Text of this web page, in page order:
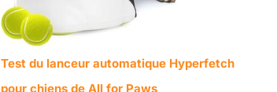
Test du lanceur automatique Hyperfetch
pour chiens de All for Paws